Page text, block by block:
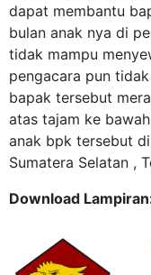
dapat membantu
bulan anak nya di
tidak mampu
pengacara pun
bapak tersebut
atas tajam ke
anak bpk tersebut di
Sumatera Selatan ,
Download